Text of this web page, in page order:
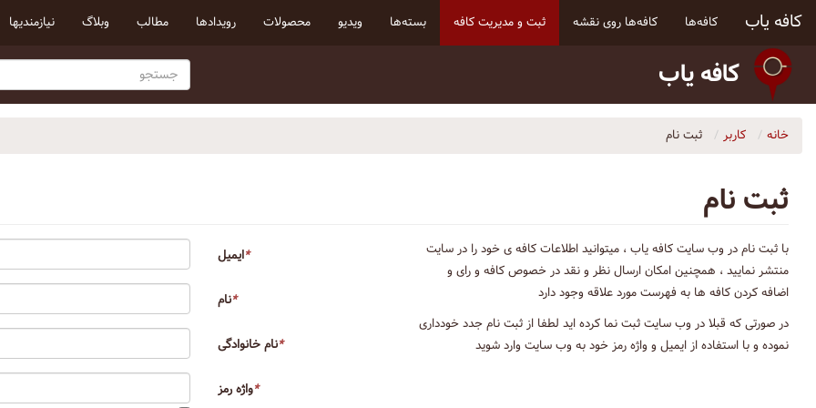
کافه یاب کافه‌ها کافه‌ها روی نقشه ثبت و مدیریت کافه بسته‌ها ویدیو محصولات رویداد‌ها مطالب وبلاگ نیازمندیها
کافه یاب
خانه کاربر ثبت نام
ثبت نام
با ثبت نام در وب سایت کافه یاب ، میتوانید اطلاعات کافه ی خود را در سایت
منتشر نمایید ، همچنین امکان ارسال نظر و نقد در خصوص کافه و رای و
اضافه کردن کافه ها به فهرست مورد علاقه وجود دارد
در صورتی که قبلا در وب سایت ثبت نما کرده اید لطفا از ثبت نام جدد خودداری
نموده و با استفاده از ایمیل و واژه رمز خود به وب سایت وارد شوید
*ایمیل
*نام
*نام خانوادگی
*واژه رمز